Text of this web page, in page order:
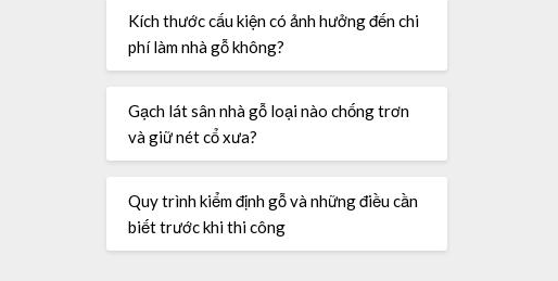
Kích thước cấu kiện có ảnh hưởng đến chi
phí làm nhà gỗ không?
Gạch lát sân nhà gỗ loại nào chống trơn
và giữ nét cổ xưa?
Quy trình kiểm định gỗ và những điều cần
biết trước khi thi công